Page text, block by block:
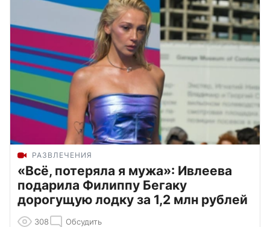
РАЗВЛЕЧЕНИЯ
«Всё, потеряла я мужа»: Ивлеева
подарила Филиппу Бегаку
дорогущую лодку за 1,2 млн рублей
308 Обсудить